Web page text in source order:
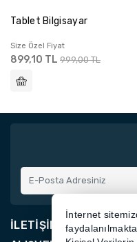
Tablet Bilgisayar
Size Özel Fiyat
899,10 TL 999,00 TL
İLETİŞİM
İnternet